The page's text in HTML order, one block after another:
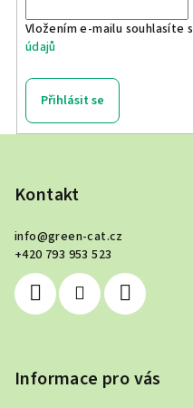
Vložením e-mailu souhlasíte s
údajů
Přihlásit se
Z
Kontakt
info@green-cat.cz
+420 793 953 523
Informace pro vás